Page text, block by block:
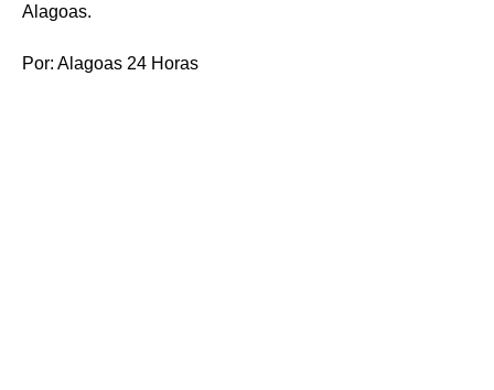
Alagoas.
Por: Alagoas 24 Horas